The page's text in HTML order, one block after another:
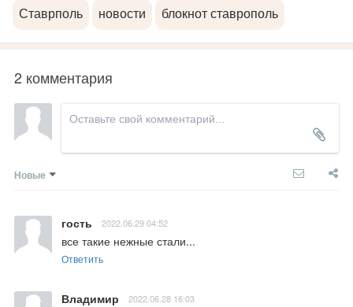
Ставрполь новости блокнот ставрополь
2 комментария
Новые
гость 2022.06.29 04:52
все такие нежные стали...
Ответить
Владимир 2022.06.28 16:03